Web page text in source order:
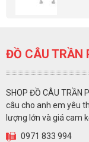
ĐỒ CÂU TRẦN
SHOP ĐỒ CÂU TRẦN
câu cho anh em yêu
lượng lớn và giá cam
0971 833 994